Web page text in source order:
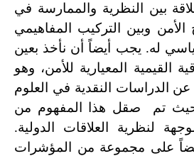
بين النظرية والممارسة في
وبين التركيب المفاهيمي
له. يجب أيضاً أن نأخذ بعين
القيمية المعيارية للأمن، وهو
الدراسات النقدية في العلوم
حيث تم صقل هذا المفهوم من
لنظرية العلاقات الدولية.
على مجموعة من المؤشرات